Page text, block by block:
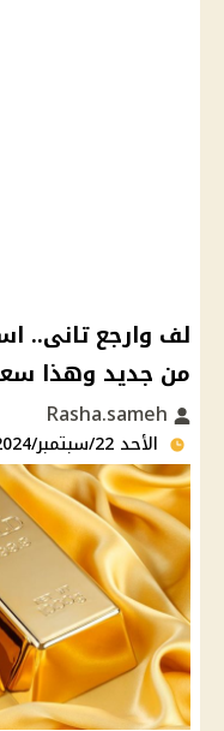
لف وارجع تانى..
من جديد وهذا سعر
الأحد 22/سبتمبر/2024 - 09:12 ص